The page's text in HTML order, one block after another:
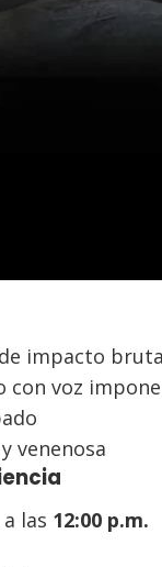
impacto
con voz
venenosa
las 12:00 p.m.